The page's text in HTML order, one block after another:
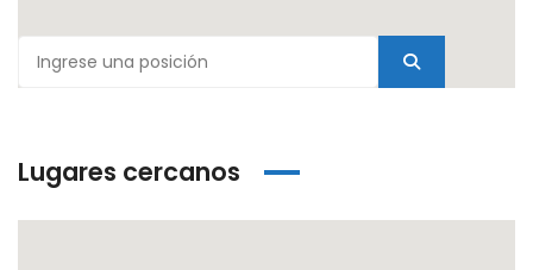
Lugares cercanos